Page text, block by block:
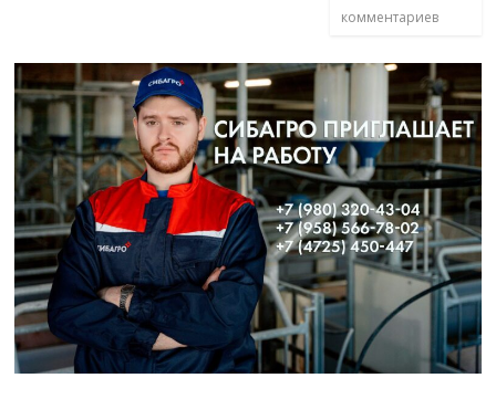
комментариев